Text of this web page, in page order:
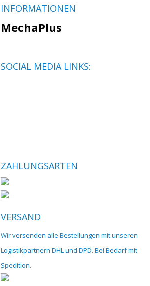
INFORMATIONEN
MechaPlus
SOCIAL MEDIA LINKS:
ZAHLUNGSARTEN
VERSAND
Wir versenden alle Bestellungen mit unseren
Logistikpartnern DHL und DPD. Bei Bedarf mit
Spedition.